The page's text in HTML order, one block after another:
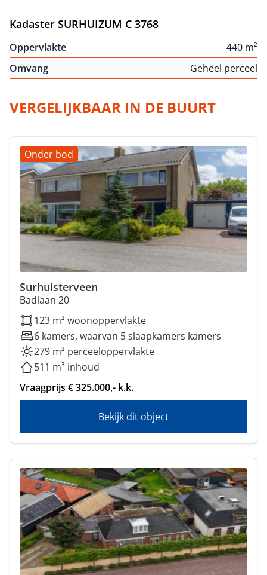
Kadaster SURHUIZUM C 3768
Oppervlakte
440 m²
Omvang
Geheel perceel
VERGELIJKBAAR IN DE BUURT
Onder bod
Surhuisterveen
Badlaan 20
123 m² woonoppervlakte
6 kamers, waarvan 5 slaapkamers kamers
279 m² perceeloppervlakte
511 m³ inhoud
Vraagprijs € 325.000,- k.k.
Bekijk dit object